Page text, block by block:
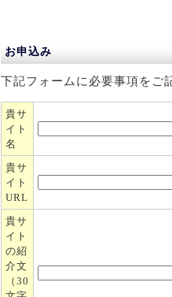
お申込み
下記フォームに必要事項をご
貴サ
イト
名
貴サ
イト
URL
貴サ
イト
の紹
介文
（30